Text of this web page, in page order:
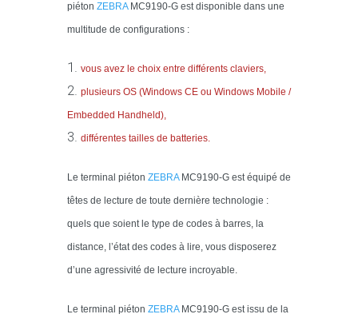
piéton ZEBRAMC9190-G est disponible dans une
multitude de configurations :
vous avez le choix entre différents claviers,
plusieurs OS (Windows CE ou Windows Mobile /
Embedded Handheld),
différentes tailles de batteries.
Le terminal piéton ZEBRAMC9190-G est équipé de
têtes de lecture de toute dernière technologie :
quels que soient le type de codes à barres, la
distance, l’état des codes à lire, vous disposerez
d’une agressivité de lecture incroyable.
Le terminal piéton ZEBRAMC9190-G est issu de la